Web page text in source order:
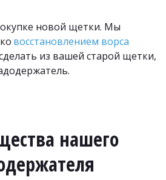
новой щетки. Мы
восстановлением ворса
из вашей старой щетки,
нашего